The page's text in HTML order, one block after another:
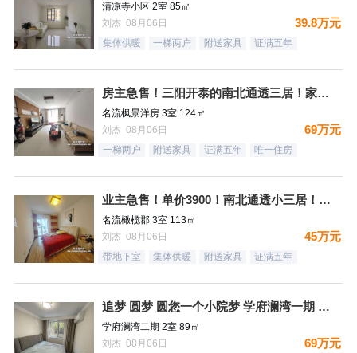
清凉寺小区 2室 85㎡
刘杰 08月06日
39.8万元
集体供暖 一梯两户 附送家具 证满五年
房主急售！三阳开泰的南北通透三居！家具家电全送
名流枫景洋房 3室 124㎡
刘杰 08月06日
69万元
一梯两户 附送家具 证满五年 唯一住房
业主急售！单价3900！南北通透小三居！月供1500，结束租
名流橄榄郡 3室 113㎡
刘杰 08月06日
45万元
带地下室 集体供暖 附送家具 证满五年
追梦 圆梦 圆您一个小院梦 学府澜湾一期 一层带小院
学府澜湾二期 2室 89㎡
刘杰 08月06日
69万元